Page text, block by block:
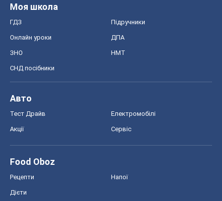
Моя школа
ГДЗ Підручники
Онлайн уроки ДПА
ЗНО НМТ
СНД посібники
Авто
Тест Драйв Електромобілі
Акції Сервіс
Food Oboz
Рецепти Напої
Дієти